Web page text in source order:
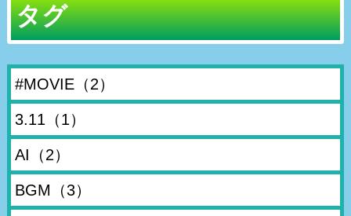
タグ
#MOVIE（2）
3.11 （1）
AI （2）
BGM （3）